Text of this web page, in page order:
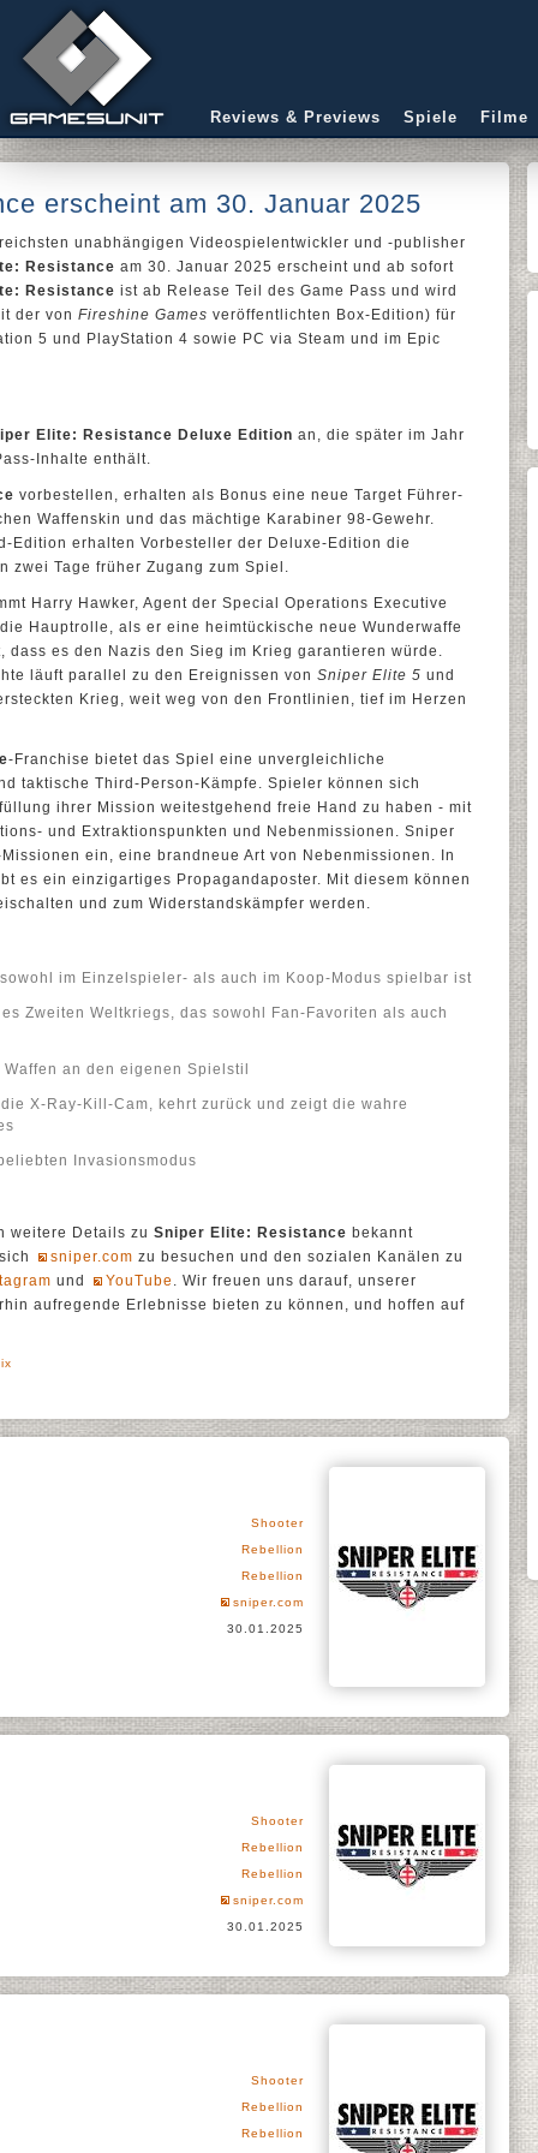
Reviews & Previews Spiele Filme
erscheint am 30. Januar 2025
unabhängigen Videospielentwickler und -publisher
Resistance am 30. Januar 2025 erscheint und ab sofort
Resistance ist ab Release Teil des Game Pass und wird
der von Fireshine Games veröffentlichten Box-Edition) für
5 und PlayStation 4 sowie PC via Steam und im Epic
Elite: Resistance Deluxe Edition an, die später im Jahr
Inhalte enthält.
vorbestellen, erhalten als Bonus eine neue Target Führer-
Waffenskin und das mächtige Karabiner 98-Gewehr.
Edition erhalten Vorbesteller der Deluxe-Edition die
zwei Tage früher Zugang zum Spiel.
Harry Hawker, Agent der Special Operations Executive
Hauptrolle, als er eine heimtückische neue Wunderwaffe
dass es den Nazis den Sieg im Krieg garantieren würde.
läuft parallel zu den Ereignissen von Sniper Elite 5 und
Krieg, weit weg von den Frontlinien, tief im Herzen
-Franchise bietet das Spiel eine unvergleichliche
taktische Third-Person-Kämpfe. Spieler können sich
ihrer Mission weitestgehend freie Hand zu haben - mit
und Extraktionspunkten und Nebenmissionen. Sniper
ein, eine brandneue Art von Nebenmissionen. In
es ein einzigartiges Propagandaposter. Mit diesem können
und zum Widerstandskämpfer werden.
im Einzelspieler- als auch im Koop-Modus spielbar ist
Zweiten Weltkriegs, das sowohl Fan-Favoriten als auch
an den eigenen Spielstil
X-Ray-Kill-Cam, kehrt zurück und zeigt die wahre
Invasionsmodus
weitere Details zu Sniper Elite: Resistance bekannt
sniper.com zu besuchen und den sozialen Kanälen zu
und YouTube . Wir freuen uns darauf, unserer
aufregende Erlebnisse bieten zu können, und hoffen auf
Shooter
Rebellion
Rebellion
sniper.com
30.01.2025
Shooter
Rebellion
Rebellion
sniper.com
30.01.2025
Shooter
Rebellion
Rebellion